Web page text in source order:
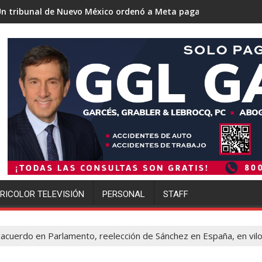
México ordenó a Meta pagar 942 millones de dólares por
Trump se acerca a
TELEVISIÓN PERSONAL STAFF
acuerdo en Parlamento, reelección de Sánchez en España, en vilo